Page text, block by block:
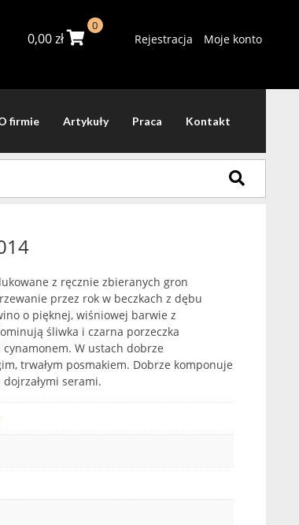
0,00zł
0
Rejestracja Moje konto
firmie Artykuły Praca Kontakt
z ręcznie zbieranych gron
przez rok w beczkach z dębu
o pięknej, wiśniowej barwie z
śliwka i czarna porzeczka
W ustach dobrze
trwałym posmakiem. Dobrze komponuje
serami.